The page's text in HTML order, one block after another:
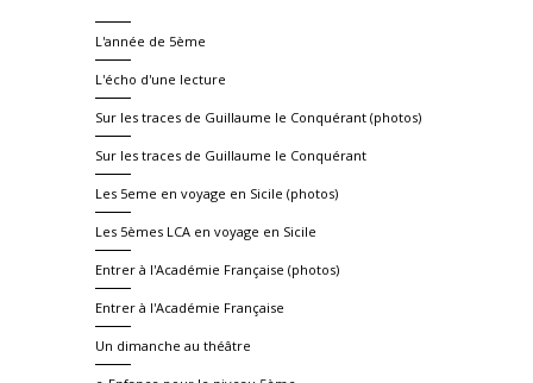
L'année de 5ème
L'écho d'une lecture
Sur les traces de Guillaume le Conquérant (photos)
Sur les traces de Guillaume le Conquérant
Les 5eme en voyage en Sicile (photos)
Les 5èmes LCA en voyage en Sicile
Entrer à l'Académie Française (photos)
Entrer à l'Académie Française
Un dimanche au théâtre